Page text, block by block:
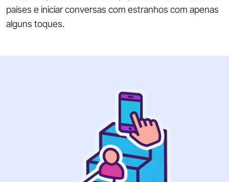
países e iniciar conversas com estranhos com apenas
alguns toques.